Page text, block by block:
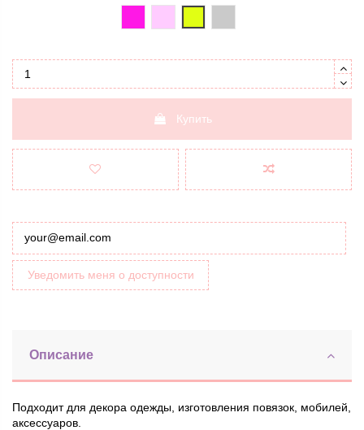
Купить
Уведомить меня о доступности
Описание
Подходит для декора одежды, изготовления повязок, мобилей,
аксессуаров.